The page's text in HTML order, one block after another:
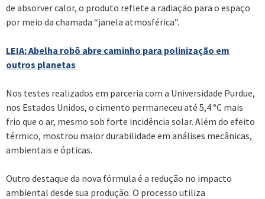
de absorver calor, o produto reflete a radiação para o espaço
por meio da chamada “janela atmosférica”.
LEIA: Abelha robô abre caminho para polinização em
outros planetas
Nos testes realizados em parceria com a Universidade Purdue,
nos Estados Unidos, o cimento permaneceu até 5,4 °C mais
frio que o ar, mesmo sob forte incidência solar. Além do efeito
térmico, mostrou maior durabilidade em análises mecânicas,
ambientais e ópticas.
Outro destaque da nova fórmula é a redução no impacto
ambiental desde sua produção. O processo utiliza